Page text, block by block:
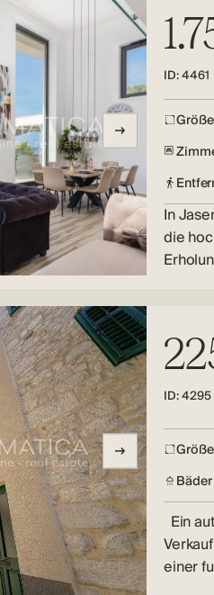
ID: 4461
Größe
In
die
ID: 4295
Größe
Bäder
Ein
einer